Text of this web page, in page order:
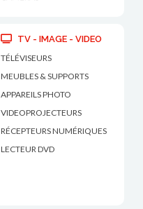
TV - IMAGE - VIDEO
TÉLÉVISEURS
MEUBLES & SUPPORTS
APPAREILS PHOTO
VIDEOPROJECTEURS
RÉCEPTEURS NUMÉRIQUES
LECTEUR DVD